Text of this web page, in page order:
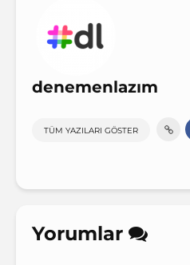
denemenlazım
TÜM YAZILARI GÖSTER
Yorumlar